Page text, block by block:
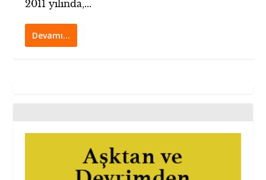
2011 yılında,...
Devamı…